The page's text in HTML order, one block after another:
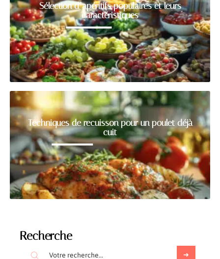
Sélection d’apéritifs populaires et leurs
caractéristiques
Techniques de recuisson pour un poulet déjà
cuit
Recherche